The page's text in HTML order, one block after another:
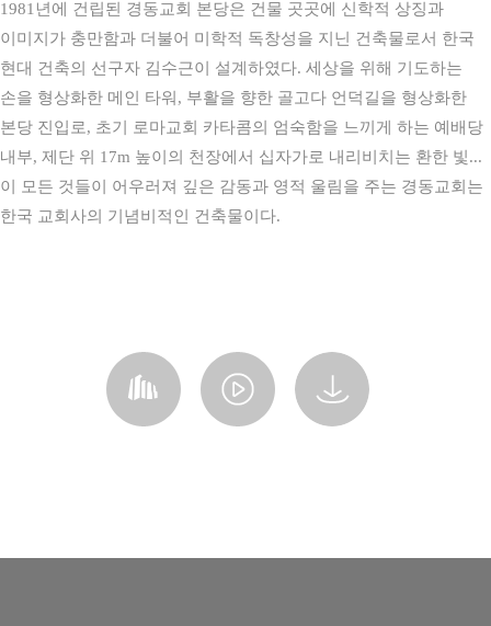
1981년에 건립된 경동교회 본당은 건물 곳곳에 신학적 상징과
이미지가 충만함과 더불어 미학적 독창성을 지닌 건축물로서 한국
현대 건축의 선구자 김수근이 설계하였다. 세상을 위해 기도하는
손을 형상화한 메인 타워, 부활을 향한 골고다 언덕길을 형상화한
본당 진입로, 초기 로마교회 카타콤의 엄숙함을 느끼게 하는 예배당
내부, 제단 위 17m 높이의 천장에서 십자가로 내리비치는 환한 빛...
이 모든 것들이 어우러져 깊은 감동과 영적 울림을 주는 경동교회는
한국 교회사의 기념비적인 건축물이다.